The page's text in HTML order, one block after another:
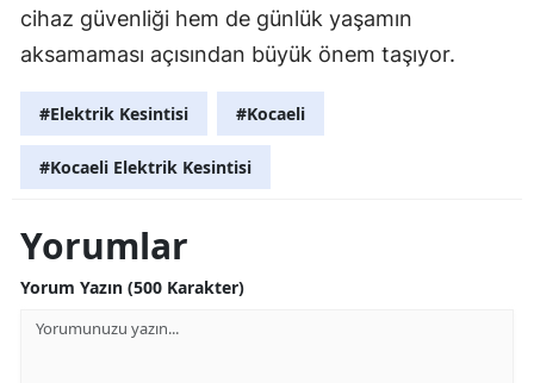
cihaz güvenliği hem de günlük yaşamın
aksamaması açısından büyük önem taşıyor.
#Elektrik Kesintisi #Kocaeli
#Kocaeli Elektrik Kesintisi
Yorumlar
Yorum Yazın (500 Karakter)